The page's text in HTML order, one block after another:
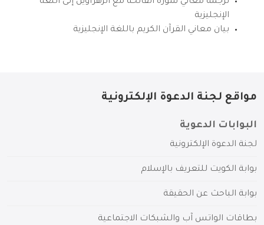
الإنجليزية
بيان معاني القرآن الكريم باللغة الإنجليزية
مواقع لجنة الدعوة الإلكترونية
البوابات الدعوية
لجنة الدعوة الإلكترونية
بوابة الكويت للتعريف بالإسلام
بوابة الباحث عن الحقيقة
بطاقات الواتس آب والشبكات الاجتماعية